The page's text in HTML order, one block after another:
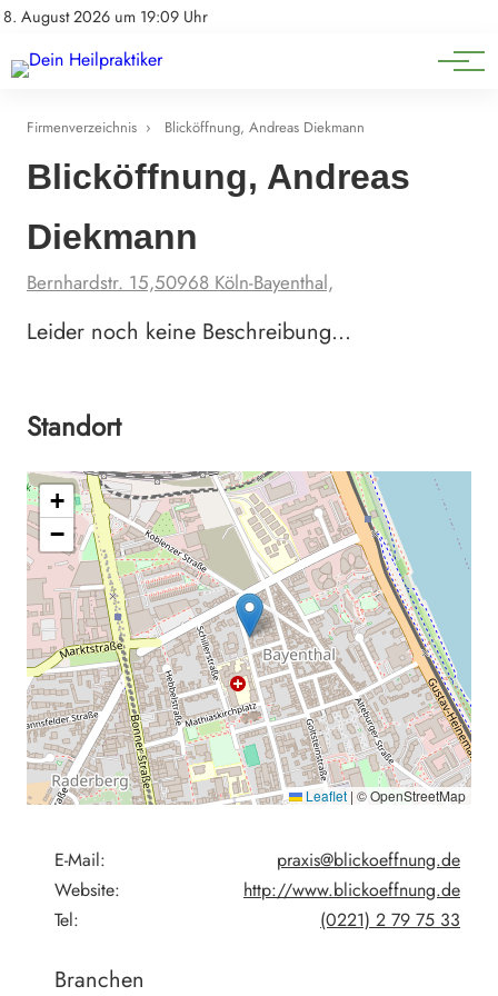
8. August 2026 um 19:09 Uhr
Impressum
Natürliche Medizin
Heilpflanzen & Kräuterkunde
Firmenverzeichnis › Blicköffnung, Andreas Diekmann
Blicköffnung, Andreas
Diekmann
Bernhardstr. 15,50968 Köln-Bayenthal,
Leider noch keine Beschreibung…
Standort
+
−
Leaflet | © OpenStreetMap
E-Mail:
praxis@blickoeffnung.de
Website:
http://www.blickoeffnung.de
Tel:
(0221) 2 79 75 33
Branchen